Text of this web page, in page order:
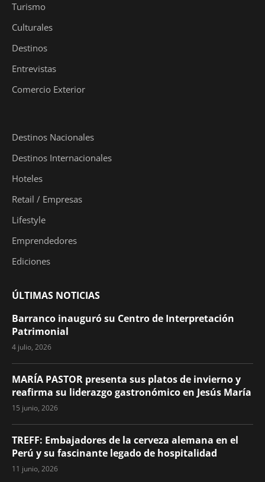
Turismo
Culturales
Destinos
Entrevistas
Comercio Exterior
Destinos Nacionales
Destinos Internacionales
Hoteles
Retail / Empresas
Lifestyle
Emprendedores
Ediciones
ÚLTIMAS NOTICIAS
Barranco inauguró su Centro de Interpretación
Patrimonial
4 julio, 2026
MARÍA PASTOR presenta sus platos de invierno y
reafirma su liderazgo gastronómico en Jesús María
15 junio, 2026
TREFF: Embajadores de la cerveza alemana en el
Perú y su fascinante legado de hospitalidad
11 junio, 2026